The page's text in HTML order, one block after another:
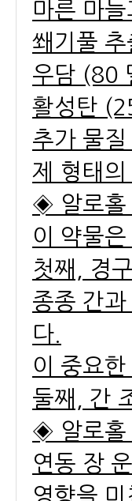
마른 마
쐐기풀
우담 (80
활성탄
추가 물
제 형태
◈ 알로홀
이 약물
첫째, 경
종종 간
다.
이 중요
둘째, 간
◈ 알로홀
연동 장
영향을 미